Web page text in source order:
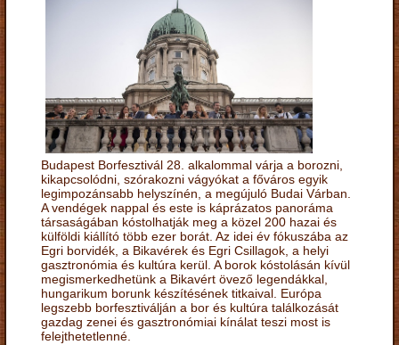
Budapest Borfesztivál 28. alkalommal várja a borozni,
kikapcsolódni, szórakozni vágyókat a főváros egyik
legimpozánsabb helyszínén, a megújuló Budai Várban.
A vendégek nappal és este is káprázatos panoráma
társaságában kóstolhatják meg a közel 200 hazai és
külföldi kiállító több ezer borát. Az idei év fókuszába az
Egri borvidék, a Bikavérek és Egri Csillagok, a helyi
gasztronómia és kultúra kerül. A borok kóstolásán kívül
megismerkedhetünk a Bikavért övező legendákkal,
hungarikum borunk készítésének titkaival. Európa
legszebb borfesztiválján a bor és kultúra találkozását
gazdag zenei és gasztronómiai kínálat teszi most is
felejthetetlenné.